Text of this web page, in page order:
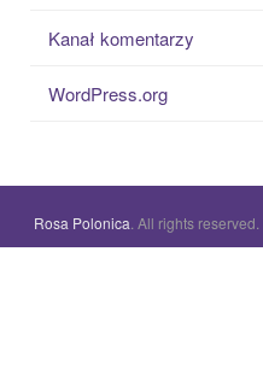
Kanał komentarzy
WordPress.org
Rosa Polonica . All rights reserved.